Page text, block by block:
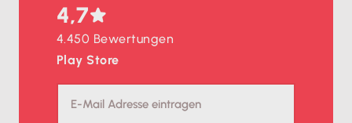
4,7
Play Store
4.450 Bewertungen